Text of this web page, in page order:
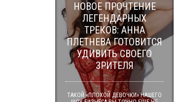
НОВОЕ ПРОЧТЕНИЕ
ЛЕГЕНДАРНЫХ
ТРЕКОВ: АННА
ПЛЕТНЕВА ГОТОВИТСЯ
УДИВИТЬ СВОЕГО
ЗРИТЕЛЯ
ТАКОЙ «ПЛОХОЙ ДЕВОЧКИ» НАШЕГО